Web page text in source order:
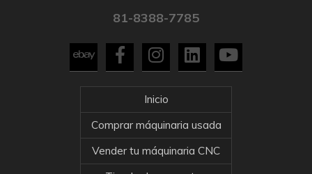
81-8388-7785
Inicio
Comprar máquinaria usada
Vender tu máquinaria CNC